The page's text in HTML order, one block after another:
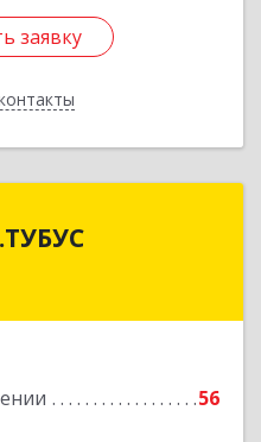
заявку
заявку
56